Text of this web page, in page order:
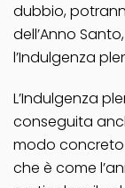
dubbio,
dell’Anno
l’Indulgenza
L’Indulgenza
conseguita
modo concreto
che è come